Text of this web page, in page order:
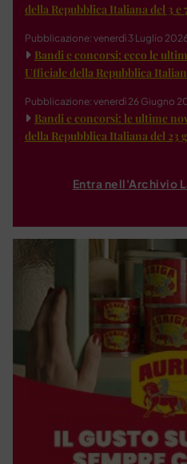
della Repubblica Italiana del 3 e
Pubblicazione: venerdì 3 Luglio
Bandi e concorsi: ecco le
Ufficiale della Repubblica
Pubblicazione: venerdì 26 Giugno
Bandi e concorsi: le ultime
della Repubblica Italiana del 23
Entra nell'Archivio